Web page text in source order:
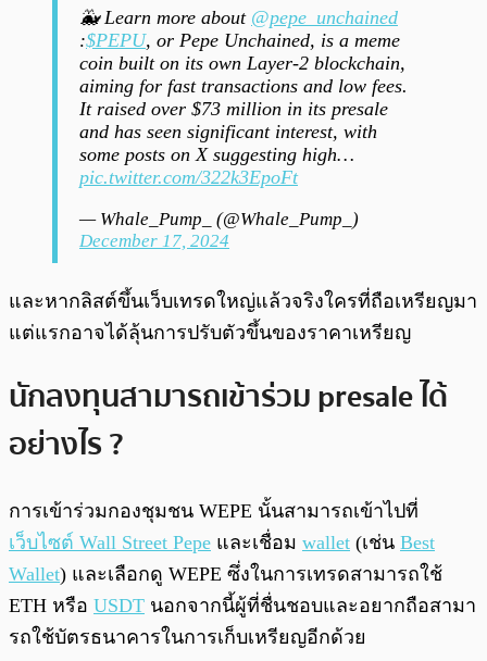
🐳 Learn more about @pepe_unchained
:$PEPU, or Pepe Unchained, is a meme
coin built on its own Layer-2 blockchain,
aiming for fast transactions and low fees.
It raised over $73 million in its presale
and has seen significant interest, with
some posts on X suggesting high…
pic.twitter.com/322k3EpoFt
— Whale_Pump_ (@Whale_Pump_)
December 17, 2024
และหากลิสต์ขึ้นเว็บเทรดใหญ่แล้วจริงใครที่ถือเหรียญมา
แต่แรกอาจได้ลุ้นการปรับตัวขึ้นของราคาเหรียญ
นักลงทุนสามารถเข้าร่วม presale ได้
อย่างไร ?
การเข้าร่วมกองชุมชน WEPE นั้นสามารถเข้าไปที่
เว็บไซต์ Wall Street Pepe และเชื่อม wallet (เช่น Best
Wallet) และเลือกดู WEPE ซึ่งในการเทรดสามารถใช้
ETH หรือ USDT นอกจากนี้ผู้ที่ชื่นชอบและอยากถือสามา
รถใช้บัตรธนาคารในการเก็บเหรียญอีกด้วย